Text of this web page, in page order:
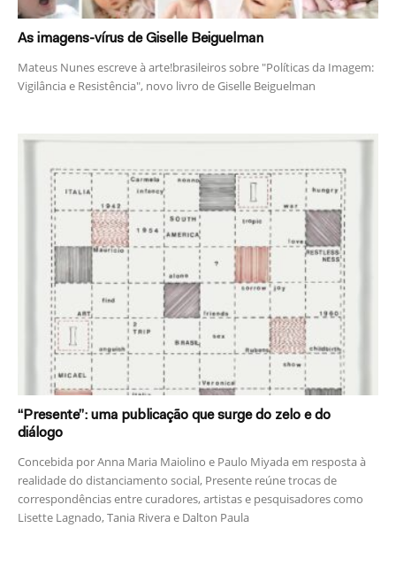
As imagens-vírus de Giselle Beiguelman
Mateus Nunes escreve à arte!brasileiros sobre "Políticas da Imagem:
Vigilância e Resistência", novo livro de Giselle Beiguelman
“Presente”: uma publicação que surge do zelo e do
diálogo
Concebida por Anna Maria Maiolino e Paulo Miyada em resposta à
realidade do distanciamento social, Presente reúne trocas de
correspondências entre curadores, artistas e pesquisadores como
Lisette Lagnado, Tania Rivera e Dalton Paula